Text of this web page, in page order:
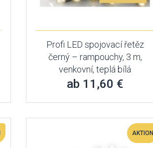
Profi LED spojovací řetěz
černý – rampouchy, 3 m,
venkovní, teplá bílá
ab 11,60 €
AKTION